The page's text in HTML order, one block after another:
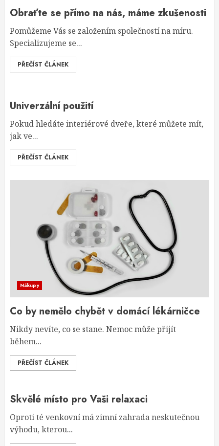
Obraťte se přímo na nás, máme zkušenosti
Pomůžeme Vás se založením společností na míru.
Specializujeme se...
PŘEČÍST ČLÁNEK
Univerzální použití
Pokud hledáte interiérové dveře, které můžete mít,
jak ve...
PŘEČÍST ČLÁNEK
Nákupy
Co by nemělo chybět v domácí lékárničce
Nikdy nevíte, co se stane. Nemoc může přijít
během...
PŘEČÍST ČLÁNEK
Skvělé místo pro Vaši relaxaci
Oproti té venkovní má zimní zahrada neskutečnou
výhodu, kterou...